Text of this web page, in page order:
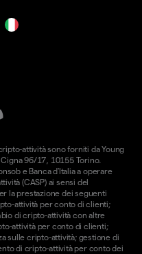
attività sono forniti da Young
96/17, 10155 Torino.
e Banca d'Italia a operare
(CASP) ai sensi del
la prestazione dei seguenti
attività per conto di clienti;
di cripto-attività con altre
attività per conto di clienti;
sulle cripto-attività; gestione di
di cripto-attività per conto dei